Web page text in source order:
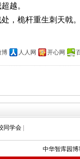
越。
，桅杆重生刺天戟。
博 人人网 开心网
同学会
中华智库园博